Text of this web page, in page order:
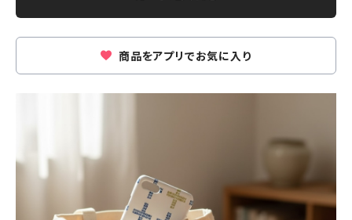
商品をアプリでお気に入り